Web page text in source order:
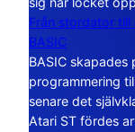
Från stordator till
BASIC
BASIC
programmering
senare det
Atari ST fördes